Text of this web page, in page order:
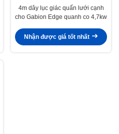
hình
4m dây lục giác quấn lưới cạnh
cho Gabion Edge quanh co 4,7kw
Nhận được giá tốt nhất